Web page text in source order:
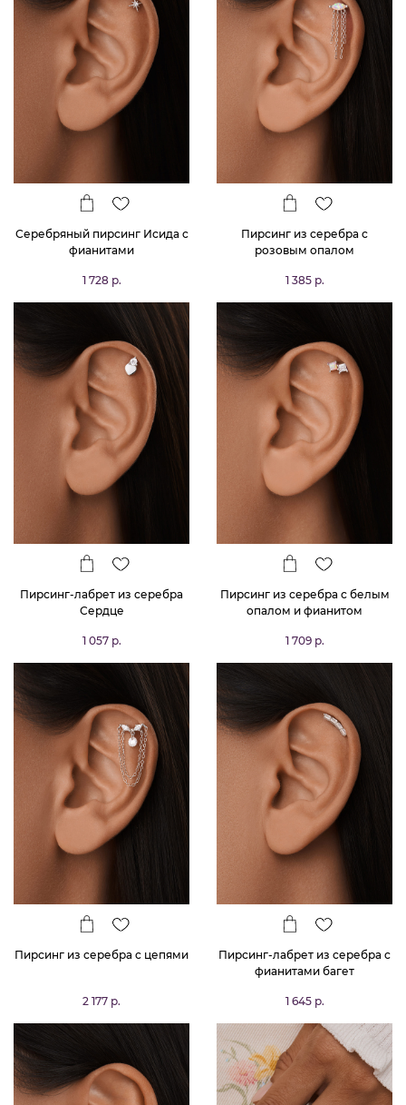
Серебряный пирсинг Исида с
фианитами
1 728 р.
Пирсинг из серебра с
розовым опалом
1 385 р.
Пирсинг-лабрет из серебра
Сердце
1 057 р.
Пирсинг из серебра с белым
опалом и фианитом
1 709 р.
Пирсинг из серебра с цепями
2 177 р.
Пирсинг-лабрет из серебра с
фианитами багет
1 645 р.